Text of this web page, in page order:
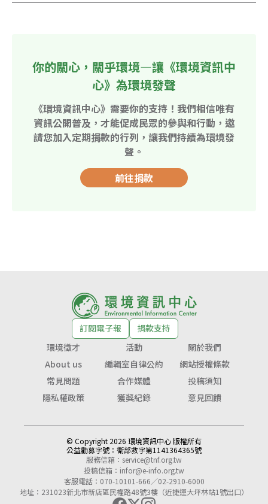
你的關心，關乎環境—讓《環境資訊中
心》為環境發聲
《環境資訊中心》需要你的支持！我們相信唯有
資訊公開普及，才能促成民眾的參與和行動，邀
請您加入定期捐款的行列，讓我們持續為環境發
聲。
前往捐款
訂閱電子報
捐款支持
環境徵才
活動
關於我們
About us
編輯室自律公約
網站授權條款
常見問題
合作媒體
投稿須知
隱私權政策
獲獎紀錄 意見回饋
© Copyright 2026 環境資訊中心 版權所有
公益勸募字號： 衛部救字第1141364365號
服務信箱： service@tnf.org.tw
投稿信箱： infor@e-info.org.tw
客服電話：070-10101-666／02-2910-6000
地址：231023新北市新店區民權路48號3樓（近捷運大坪林站1號出口）